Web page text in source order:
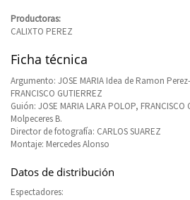
Productoras:
CALIXTO PEREZ
Ficha técnica
Argumento: JOSE MARIA Idea de Ramon
FRANCISCO GUTIERREZ
Guión: JOSE MARIA LARA POLOP,
Molpeceres B.
Director de fotografía: CARLOS SUAREZ
Montaje: Mercedes Alonso
Datos de distribución
Espectadores: